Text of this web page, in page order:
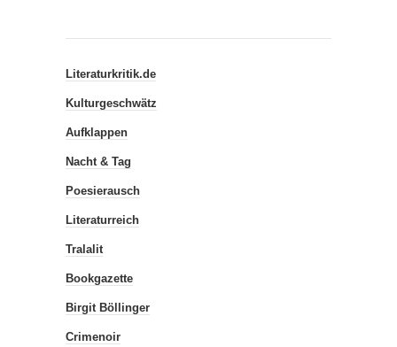
Literaturkritik.de
Kulturgeschwätz
Aufklappen
Nacht & Tag
Poesierausch
Literaturreich
Tralalit
Bookgazette
Birgit Böllinger
Crimenoir